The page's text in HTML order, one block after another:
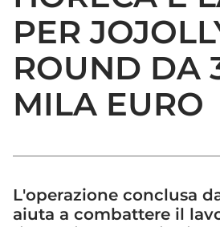
PER
ROUND DA
MILA EURO
L'operazione conclusa
aiuta a combattere il